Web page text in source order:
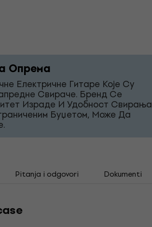
Опрема
Електричне Гитаре Које Су
Свираче. Бренд Се
Израде И Удобност Свирања
Буџетом, Може Да
Pitanja i odgovori Dokumenti